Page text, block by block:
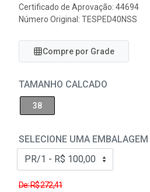
Certificado de Aprovação: 44694
Número Original: TESPED40NSS
Compre por Grade
TAMANHO CALCADO
38
SELECIONE UMA EMBALAGEM
De: R$ 272,41